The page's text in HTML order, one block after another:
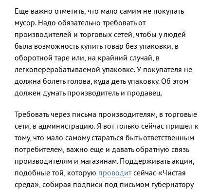
Еще важно отметить, что мало самим не покупать
мусор. Надо обязательно требовать от
производителей и торговых сетей, чтобы у людей
была возможность купить товар без упаковки, в
оборотной таре или, на крайний случай, в
легкоперерабатываемой упаковке. У покупателя не
должна болеть голова, куда деть упаковку. Об этом
должен думать производитель и продавец.
Требовать через письма производителям, в торговые
сети, в администрацию. Я вот только сейчас пришел к
тому, что мало самому стараться быть ответственным
потребителем, важно еще и давать обратную связь
производителям и магазинам. Поддерживать акции,
подобные той, которую проводитсейчас «Чистая
среда», собирая подписи под письмом губернатору